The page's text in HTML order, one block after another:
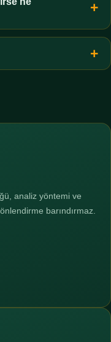
ölçün ve gerekirse
danışma hatları
analiz yöntemi ve
barındırmaz.